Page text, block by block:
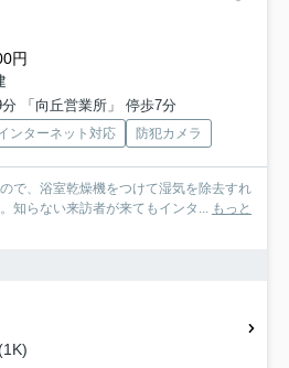
円
「向丘営業所」 停歩7分
ンターネット対応 防犯カメラ
で、浴室乾燥機をつけて湿気を除去すれ
知らない来訪者が来てもインタ... もっと